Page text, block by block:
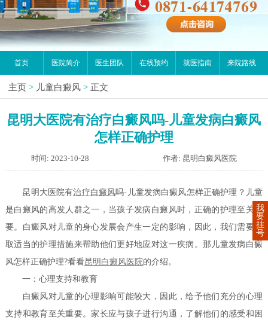
首页 医院简介 医生团队 在线预约 就医指南 来院路线
主页 > 儿童白癜风 > 正文
昆明大医院有治疗白癜风吗-儿童发病白癜风
怎样正确护理
时间: 2023-10-28 作者: 昆明白癜风医院
昆明大医院有治疗白癜风吗-儿童发病白癜风怎样正确护理？儿童
是白癜风的高发人群之一，当孩子发病白癜风时，正确的护理至关重
要。白癜风对儿童的身心发展会产生一定的影响，因此，我们需要采
取适当的护理措施来帮助他们更好地应对这一疾病。那儿童发病白癜
风怎样正确护理?看看昆明白癜风医院的介绍。
一：心理支持和教育
白癜风对儿童的心理影响可能较大，因此，给予他们充分的心理
支持和教育至关重要。家长应与孩子进行沟通，了解他们的感受和困
我
要
挂
号